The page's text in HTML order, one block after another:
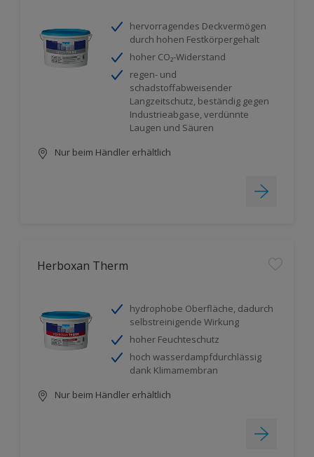
hervorragendes Deckvermögen
durch hohen Festkörpergehalt
hoher CO₂-Widerstand
regen- und
schadstoffabweisender
Langzeitschutz, beständig gegen
Industrieabgase, verdünnte
Laugen und Säuren
Nur beim Händler erhältlich
Herboxan Therm
hydrophobe Oberfläche, dadurch
selbstreinigende Wirkung
hoher Feuchteschutz
hoch wasserdampfdurchlässig
dank Klimamembran
Nur beim Händler erhältlich